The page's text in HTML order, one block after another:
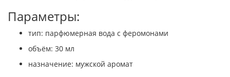
Параметры:
тип: парфюмерная вода с феромонами
объём: 30 мл
назначение: мужской аромат